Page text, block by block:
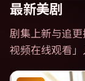
最新美剧
剧集上新与追
视频在线观看 」